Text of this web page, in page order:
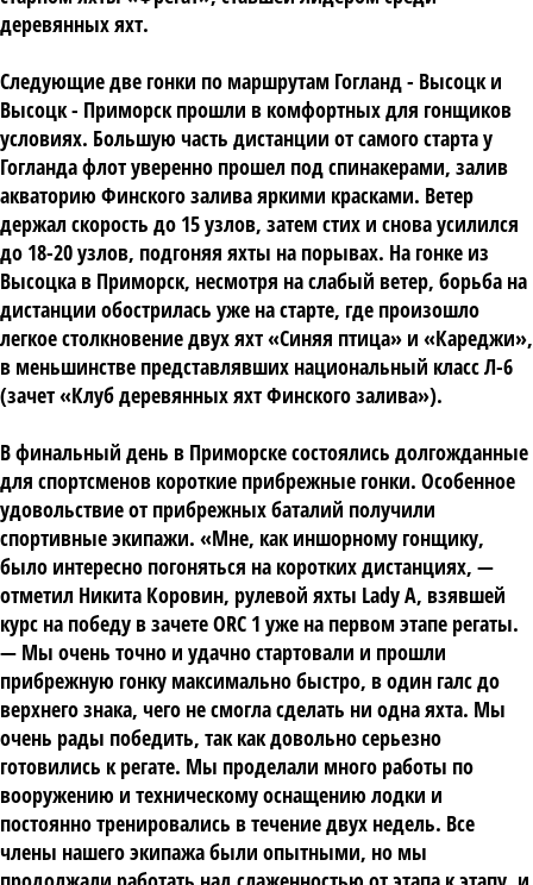
деревянных яхт.
Следующие две гонки по маршрутам Гогланд - Высоцк и
Высоцк - Приморск прошли в комфортных для гонщиков
условиях. Большую часть дистанции от самого старта у
Гогланда флот уверенно прошел под спинакерами, залив
акваторию Финского залива яркими красками. Ветер
держал скорость до 15 узлов, затем стих и снова усилился
до 18-20 узлов, подгоняя яхты на порывах. На гонке из
Высоцка в Приморск, несмотря на слабый ветер, борьба на
дистанции обострилась уже на старте, где произошло
легкое столкновение двух яхт «Синяя птица» и «Кареджи»,
в меньшинстве представлявших национальный класс Л-6
(зачет «Клуб деревянных яхт Финского залива»).
В финальный день в Приморске состоялись долгожданные
для спортсменов короткие прибрежные гонки. Особенное
удовольствие от прибрежных баталий получили
спортивные экипажи. «Мне, как иншорному гонщику,
было интересно погоняться на коротких дистанциях, —
отметил Никита Коровин, рулевой яхты Lady A, взявшей
курс на победу в зачете ORC 1 уже на первом этапе регаты.
— Мы очень точно и удачно стартовали и прошли
прибрежную гонку максимально быстро, в один галс до
верхнего знака, чего не смогла сделать ни одна яхта. Мы
очень рады победить, так как довольно серьезно
готовились к регате. Мы проделали много работы по
вооружению и техническому оснащению лодки и
постоянно тренировались в течение двух недель. Все
члены нашего экипажа были опытными, но мы